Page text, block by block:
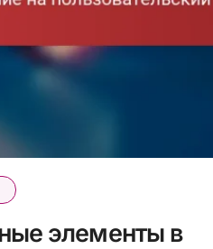
элементы в